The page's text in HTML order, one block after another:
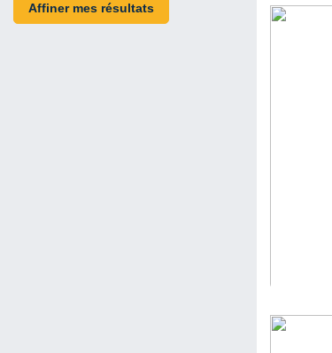
Affiner mes résultats